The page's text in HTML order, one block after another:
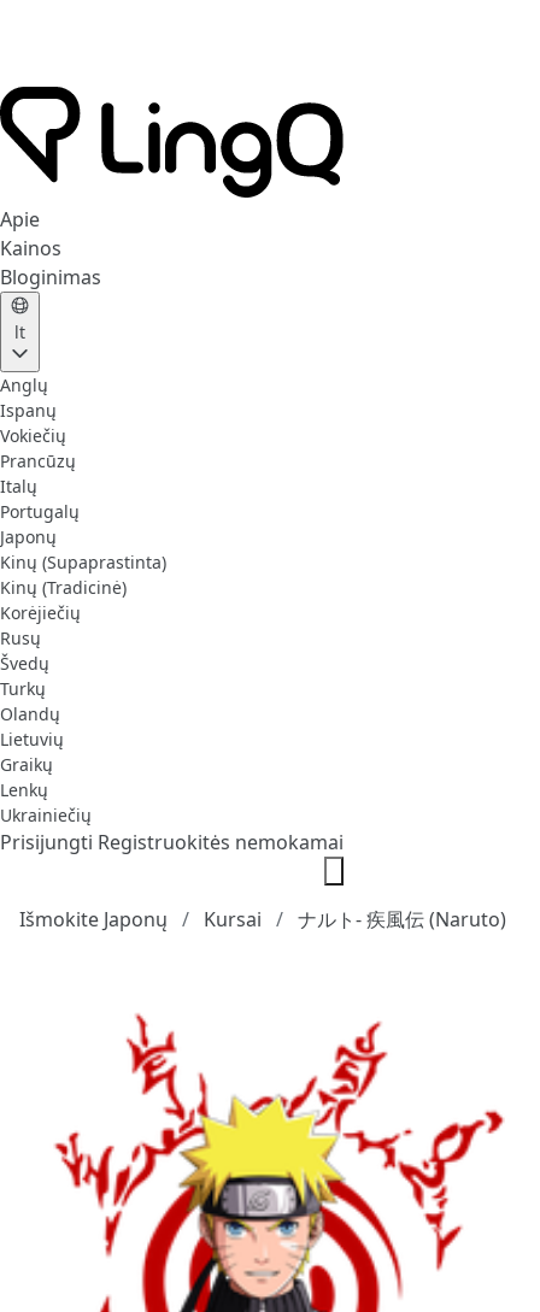
Apie
Kainos
Bloginimas
lt
Anglų
Ispanų
Vokiečių
Prancūzų
Italų
Portugalų
Japonų
Kinų (Supaprastinta)
Kinų (Tradicinė)
Korėjiečių
Rusų
Švedų
Turkų
Olandų
Lietuvių
Graikų
Lenkų
Ukrainiečių
Prisijungti Registruokitės nemokamai
Išmokite Japonų Kursai ナルト- 疾風伝 (Naruto)